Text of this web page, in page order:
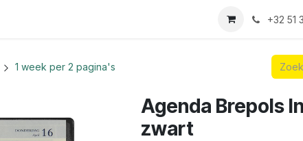
+32 51
1 week per 2 pagina's
Agenda Brepols
zwart